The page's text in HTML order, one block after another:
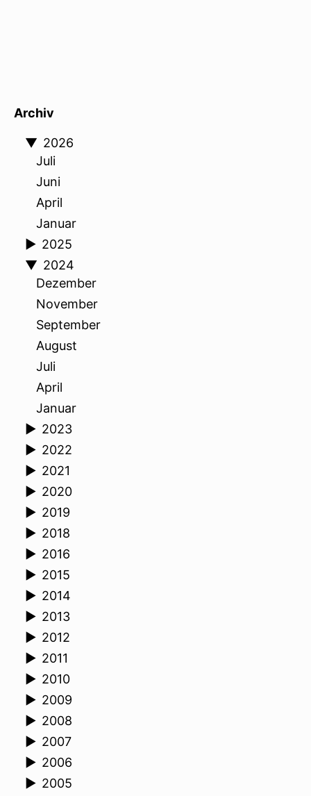
Archiv
▼ 2026
Juli
Juni
April
Januar
► 2025
▼ 2024
Dezember
November
September
August
Juli
April
Januar
► 2023
► 2022
► 2021
► 2020
► 2019
► 2018
► 2016
► 2015
► 2014
► 2013
► 2012
► 2011
► 2010
► 2009
► 2008
► 2007
► 2006
► 2005